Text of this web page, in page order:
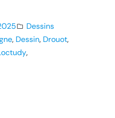
Dessins
, Dessin, Drouot,
,